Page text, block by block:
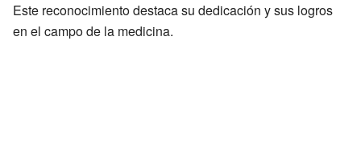
Este reconocimiento destaca su dedicación y sus logros
en el campo de la medicina.